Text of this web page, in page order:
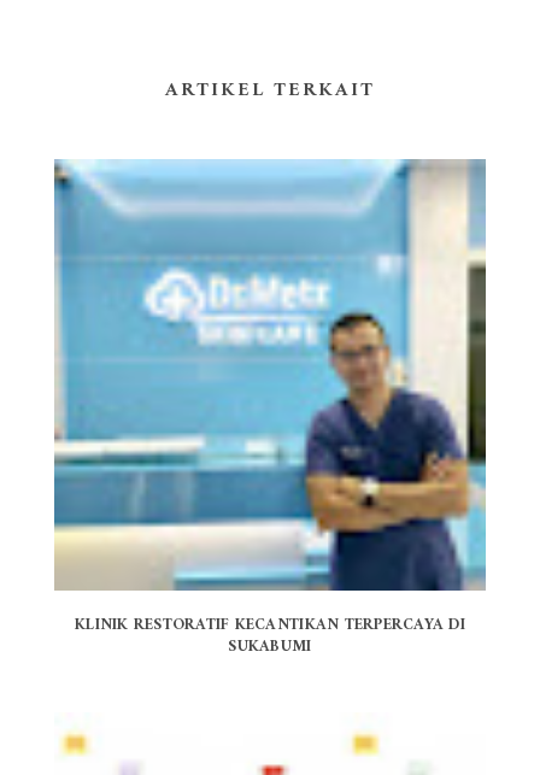
ARTIKEL TERKAIT
KLINIK RESTORATIF KECANTIKAN TERPERCAYA DI
SUKABUMI